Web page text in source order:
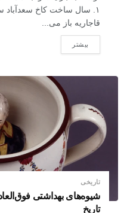
۱. سال ساخت کاخ سعدآباد
قاجاریه باز می...
بیشتر
تاریخی
شیوه‌های بهداشتی
تاریخ